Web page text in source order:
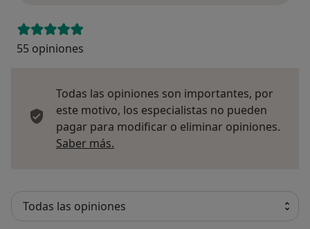
55 opiniones
Todas las opiniones son importantes, por
este motivo, los especialistas no pueden
pagar para modificar o eliminar opiniones.
Saber más.